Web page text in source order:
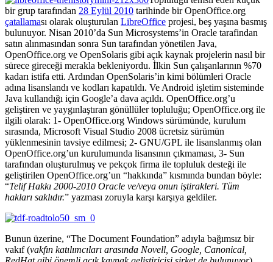
bir grup tarafından 28 Eylül 2010 tarihinde bir OpenOffice.org
çatallaması olarak oluşturulan LibreOffice projesi, beş yaşına basmış
bulunuyor. Nisan 2010’da Sun Microsystems’in Oracle tarafindan
satın alınmasından sonra Sun tarafından yönetilen Java,
OpenOffice.org ve OpenSolaris gibi açık kaynak projelerin nasıl bir
sürece gireceği merakla bekleniyordu. İlkin Sun çalışanlarının %70
kadarı istifa etti. Ardından OpenSolaris’in kimi bölümleri Oracle
adına lisanslandı ve kodları kapatıldı. Ve Android işletim sisteminde
Java kullandığı için Google’a dava açıldı. OpenOffice.org’u
geliştiren ve yaygınlaştıran gönüllüler topluluğu; OpenOffice.org ile
ilgili olarak: 1- OpenOffice.org Windows sürümünde, kurulum
sırasında, Microsoft Visual Studio 2008 ücretsiz sürümün
yüklenmesinin tavsiye edilmesi; 2- GNU/GPL ile lisanslanmış olan
OpenOffice.org’un kurulumunda lisansının çıkmaması, 3- Sun
tarafından oluşturulmuş ve pekçok firma ile topluluk desteği ile
geliştirilen OpenOffice.org’un “hakkında” kısmında bundan böyle:
“Telif Hakkı 2000-2010 Oracle ve/veya onun iştirakleri. Tüm
hakları saklıdır.” yazması zoruyla karşı karşıya geldiler.
Bunun üzerine, “The Document Foundation” adıyla bağımsız bir
vakıf (vakfın katılımcıları arasında Novell, Google, Canonical,